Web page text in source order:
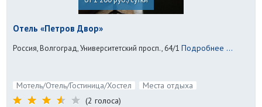
Отель «Петров Двор»
Россия, Волгоград, Университетский просп., 64/1 Подробнее ...
Мотель/Отель/Гостиница/Хостел
Места отдыха
(2 голоса)